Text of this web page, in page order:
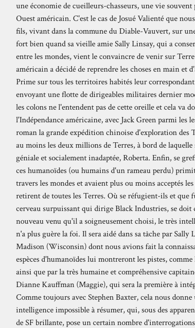
une économie de cueilleurs-chasseurs, une vie
Ouest américain. C'est le cas de Josué Valienté que
fils, vivant dans la commune du Diable-Vauvert, sur
fort bien quand sa vieille amie Sally Linsay, qui a
entre les mondes, vient le convaincre de venir sur
américain a décidé de reprendre les choses en main et
Prime sur tous les territoires habités leur
envoyant une flotte de dirigeables militaires dernier
les colons ne l'entendent pas de cette oreille et cela va
l'Indépendance américaine, avec Jack Green parmi les
roman la grande expédition chinoise d'exploration des
au moins les deux millions de Terres, à bord de
géniale et socialement inadaptée, Roberta. Enfin, se
ces humanoïdes (ou humains d'un rameau perdu)
travers les mondes et avaient plus ou moins acceptés
retirent de toutes les Terres. Où se réfugient-ils et que
cerveau surpuissant qui dirige Black Industries, se
nouveau venu qu'il a soigneusement choisi, le très
n'a plus guère la foi. Il sera aidé dans sa tâche par
Madison (Wisconsin) dont nous avions fait la
espèces d'humanoïdes lui montreront les pistes,
ainsi que par la très humaine et compréhensive
Dianne Kauffman (Maggie), qui sera la première à
Comme toujours avec Stephen Baxter, cela nous
intelligence impossible à résumer, qui, sous des
de SF brillante, pose un certain nombre